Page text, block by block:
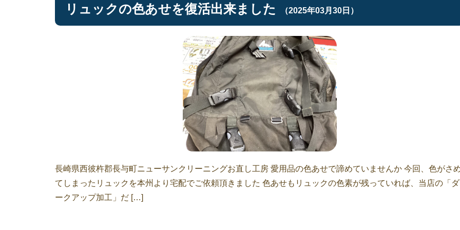
リュックの色あせを復活出来ました （2025年03月30日）
長崎県西彼杵郡長与町ニューサンクリーニングお直し工房 愛用品の色あせで諦めていませんか 今回、色がさ
てしまったリュックを本州より宅配でご依頼頂きました 色あせもリュックの色素が残っていれば、当店の「ダ
ークアップ加工」だ […]